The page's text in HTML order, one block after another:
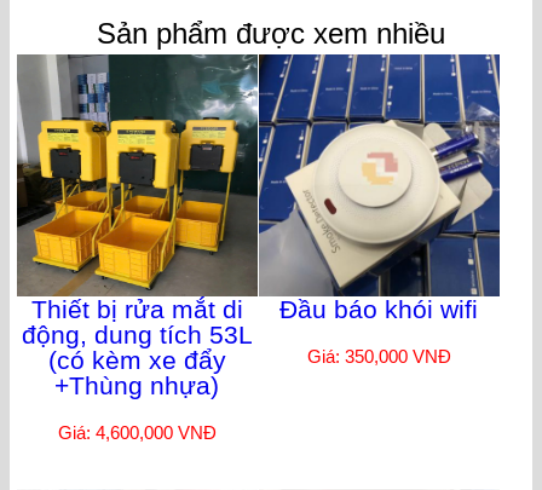
Sản phẩm được xem nhiều
Thiết bị rửa mắt di
động, dung tích 53L
(có kèm xe đẩy
+Thùng nhựa)
Giá: 4,600,000 VNĐ
Đầu báo khói wifi
Giá: 350,000 VNĐ